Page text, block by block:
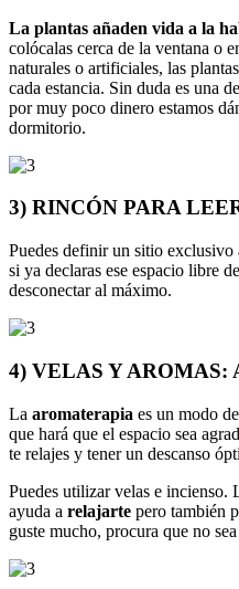
La plantas añaden vida a la
colócalas cerca de la ventana o
naturales o artificiales, las
cada estancia. Sin duda es una
por muy poco dinero estamos
dormitorio.
3) RINCÓN PARA
Puedes definir un sitio exclusivo
si ya declaras ese espacio libre
desconectar al máximo.
4) VELAS Y AROMAS:
La aromaterapia es un modo
que hará que el espacio sea
te relajes y tener un descanso
Puedes utilizar velas e incienso.
ayuda a relajarte pero también
guste mucho, procura que no